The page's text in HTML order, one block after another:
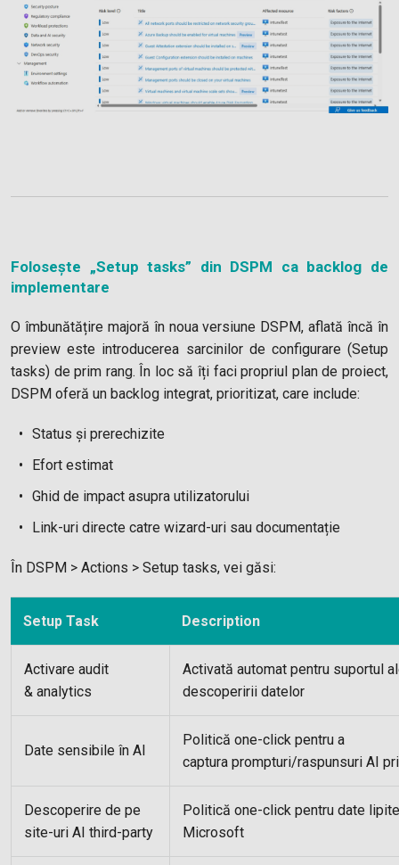
Folosește „Setup tasks” din DSPM ca backlog de
implementare
O îmbunătățire majoră în noua versiune DSPM, aflată încă în
preview este introducerea sarcinilor de configurare (Setup
tasks) de prim rang. În loc să îți faci propriul plan de proiect,
DSPM oferă un backlog integrat, prioritizat, care include:
Status și prerechizite
Efort estimat
Ghid de impact asupra utilizatorului
Link-uri directe catre wizard-uri sau documentație
În DSPM > Actions > Setup tasks, vei găsi:
Setup Task Description
Activare audit
& analytics
Activată automat pentru suportul
descoperirii datelor
Date sensibile în AI
Politică one-click pentru a
captura prompturi/raspunsuri AI
Descoperire de pe
site-uri AI third-party
Politică one-click pentru date
Microsoft